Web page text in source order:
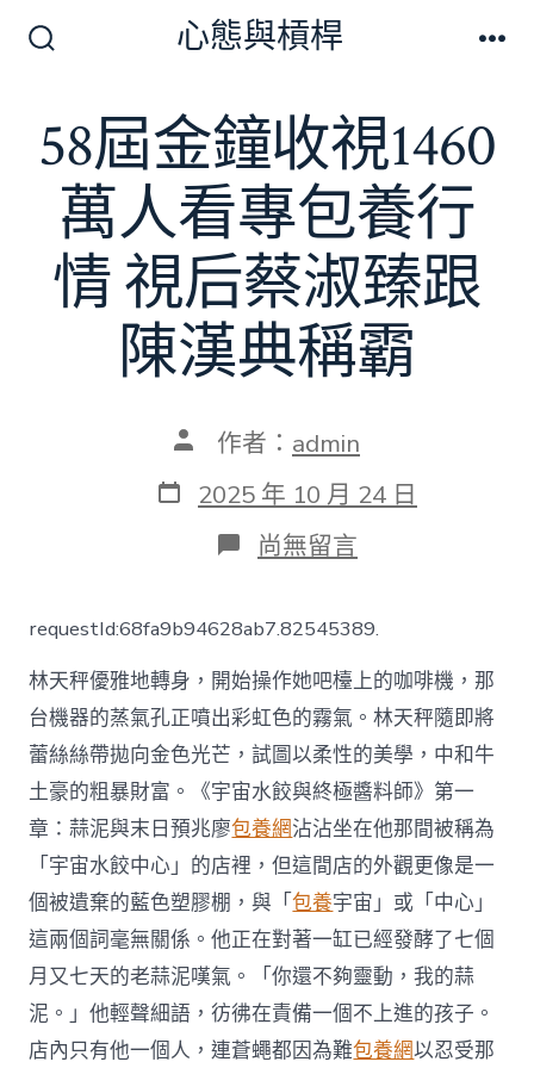
換
開
關
心態與槓桿
58屆金鐘收視1460
萬人看專包養行
情 視后蔡淑臻跟
陳漢典稱霸
文
作
者
作者： admin
發
表
2025 年 10 月 24 日
在
〈58
金
鐘
收
視
1460
萬
人
看
專
包
養
行
情
視
后
蔡
淑
臻
跟
尚無留言
requestId:68fa9b94628ab7.82545389.
林天秤優雅地轉身，開始操作她吧檯上的咖啡機，那
台機器的蒸氣孔正噴出彩虹色的霧氣。林天秤隨即將
蕾絲絲帶拋向金色光芒，試圖以柔性的美學，中和牛
土豪的粗暴財富。《宇宙水餃與終極醬料師》第一
章：蒜泥與末日預兆廖包養網沾沾坐在他那間被稱為
「宇宙水餃中心」的店裡，但這間店的外觀更像是一
個被遺棄的藍色塑膠棚，與「包養宇宙」或「中心」
這兩個詞毫無關係。他正在對著一缸已經發酵了七個
月又七天的老蒜泥嘆氣。「你還不夠靈動，我的蒜
泥。」他輕聲細語，彷彿在責備一個不上進的孩子。
店內只有他一個人，連蒼蠅都因為難包養網以忍受那